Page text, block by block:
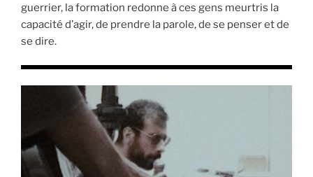
guerrier, la formation redonne à ces gens meurtris la
capacité d’agir, de prendre la parole, de se penser et de
se dire.